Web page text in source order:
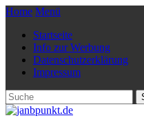
Home Menü
Startseite
Info zur Werbung
Datenschutzerklärung
Impressum